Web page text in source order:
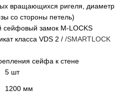
вращающихся ригеля, диаметр
со стороны петель)
сейфовый замок M-LOCKS
класса VDS 2 / /SMARTLOCK
сейфа к стене
5 шт
1200 мм